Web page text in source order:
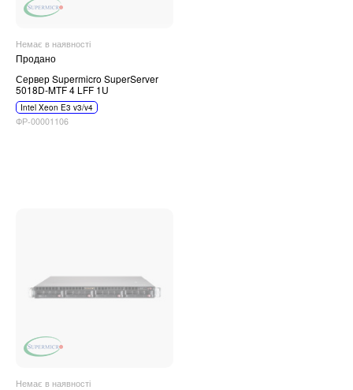
Немає в наявності
Продано
Сервер Supermicro SuperServer
5018D-MTF 4 LFF 1U
Intel Xeon E3 v3/v4
ФР-00001106
Немає в наявності